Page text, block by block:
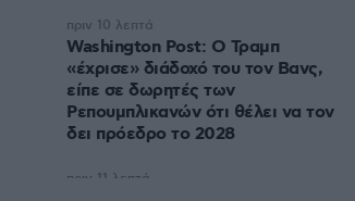
Washington Post: Ο Τραμπ
«έχρισε» διάδοχό του τον Βανς,
είπε σε δωρητές των
Ρεπουμπλικανών ότι θέλει να τον
δει πρόεδρο το 2028
πριν 10 λεπτά